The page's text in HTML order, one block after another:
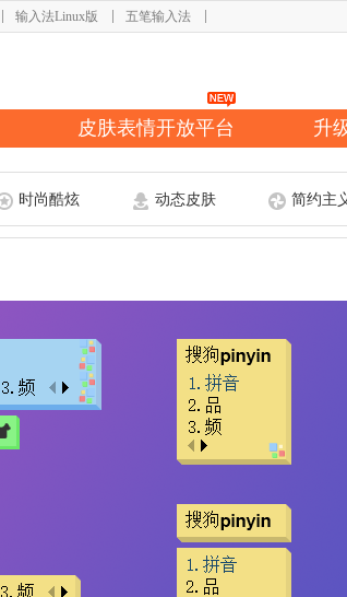
输入法Linux版 五笔输入法
皮肤表情开放平台 升
时尚酷炫 动态皮肤 简约主